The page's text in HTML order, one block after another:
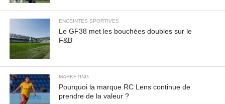
ENCEINTES SPORTIVES
Le GF38 met les bouchées doubles sur le
F&B
MARKETING
Pourquoi la marque RC Lens continue de
prendre de la valeur ?